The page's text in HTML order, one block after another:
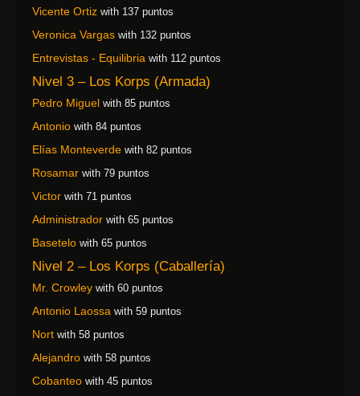
Vicente Ortiz with 137 puntos
Veronica Vargas with 132 puntos
Entrevistas - Equilibria with 112 puntos
Nivel 3 – Los Korps (Armada)
Pedro Miguel with 85 puntos
Antonio with 84 puntos
Elías Monteverde with 82 puntos
Rosamar with 79 puntos
Victor with 71 puntos
Administrador with 65 puntos
Basetelo with 65 puntos
Nivel 2 – Los Korps (Caballería)
Mr. Crowley with 60 puntos
Antonio Laossa with 59 puntos
Nort with 58 puntos
Alejandro with 58 puntos
Cobanteo with 45 puntos